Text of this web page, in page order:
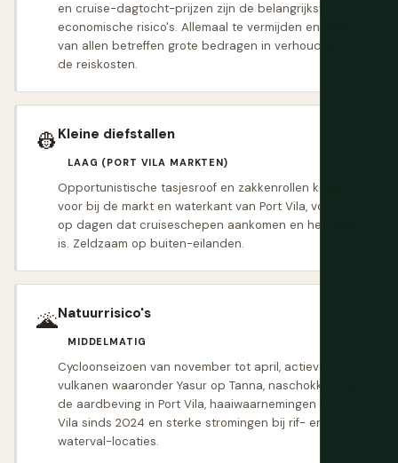
en cruise-dagtocht-prijzen zijn de belangrijkste
economische risico's. Allemaal te vermijden en geen
van allen betreffen grote bedragen in verhouding tot
de reiskosten.
👷 Kleine diefstallen
LAAG (PORT VILA MARKTEN)
Opportunistische tasjesroof en zakkenrollen komen
voor bij de markt en waterkant van Port Vila, vooral
op dagen dat cruiseschepen aankomen en het druk
is. Zeldzaam op buiten-eilanden.
🌋Natuurrisico's
MIDDELMATIG
Cycloonseizoen van november tot april, actieve
vulkanen waaronder Yasur op Tanna, naschokken van
de aardbeving in Port Vila, haaiwaarnemingen bij Port
Vila sinds 2024 en sterke stromingen bij rif- en
waterval-locaties.